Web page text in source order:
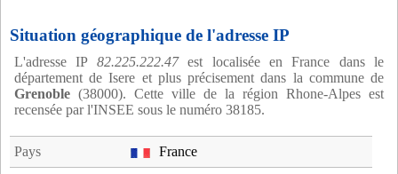
Situation géographique de l'adresse IP
L'adresse IP 82.225.222.47est localisée en France dans le
département de Isere et plus précisement dans la commune de
Grenoble (38000). Cette ville de la région Rhone-Alpes est
recensée par l'INSEE sous le numéro 38185.
Pays France